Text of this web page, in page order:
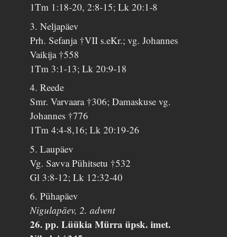
1Tm 1:18-20, 2:8-15; Lk 20:1-8
3. Neljapäev
Prh. Sefanja †VII s.eKr.; vg. Johannes
Vaikija †558
1Tm 3:1-13; Lk 20:9-18
4. Reede
Smr. Varvaara †306; Damaskuse vg.
Johannes †776
1Tm 4:4-8,16; Lk 20:19-26
5. Laupäev
Vg. Savva Pühitsetu †532
Gl 3:8-12; Lk 12:32-40
6. Pühapäev
Nigulapäev, 2. advent
26. pp. Lüükia Mürra üpsk. imet.